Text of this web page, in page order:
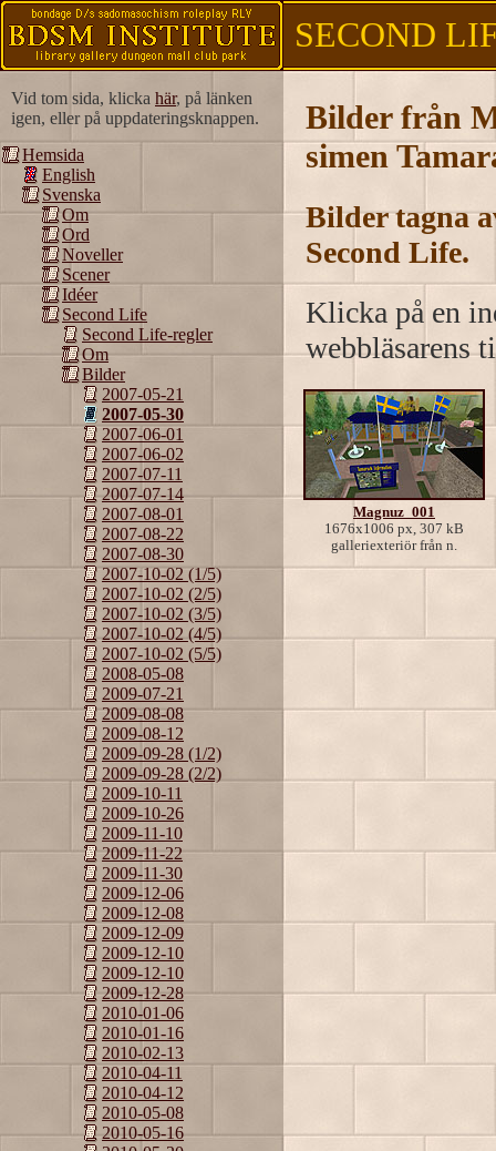
SECOND
Vid tom sida, klicka här, på länken
igen, eller på uppdateringsknappen.
Hemsida
English
Svenska
Om
Ord
Noveller
Scener
Idéer
Second Life
Second Life-regler
Om
Bilder
2007-05-21
2007-05-30
2007-06-01
2007-06-02
2007-07-11
2007-07-14
2007-08-01
2007-08-22
2007-08-30
2007-10-02 (1/5)
2007-10-02 (2/5)
2007-10-02 (3/5)
2007-10-02 (4/5)
2007-10-02 (5/5)
2008-05-08
2009-07-21
2009-08-08
2009-08-12
2009-09-28 (1/2)
2009-09-28 (2/2)
2009-10-11
2009-10-26
2009-11-10
2009-11-22
2009-11-30
2009-12-06
2009-12-08
2009-12-09
2009-12-10
2009-12-10
2009-12-28
2010-01-06
2010-01-16
2010-02-13
2010-04-11
2010-04-12
2010-05-08
2010-05-16
Bilder från
simen
Bilder tagna
Second Life.
Klicka på en
webbläsarens
Magnuz_001
1676x1006 px, 307 kB
galleriexteriör från n.